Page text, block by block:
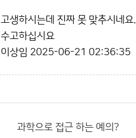
고생하시는데 진짜 못 맞추시네요.
수고하십시요
이상임 2025-06-21 02:36:35
과학으로 접근 하는 예의?